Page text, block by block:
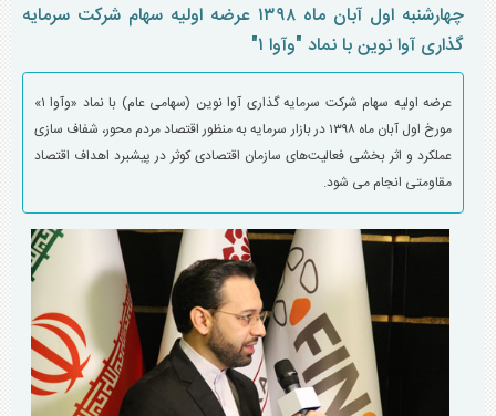
چهارشنبه اول آبان ماه ۱۳۹۸ عرضه اولیه سهام شرکت سرمایه
گذاری آوا نوین با نماد "وآوا ۱"
عرضه اولیه سهام شرکت سرمایه گذاری آوا نوین (سهامی عام) با نماد «وآوا ۱»
مورخ اول آبان ماه ۱۳۹۸ در بازار سرمایه به منظور اقتصاد مردم محور، شفاف سازی
عملکرد و اثر بخشی فعالیت‌های سازمان اقتصادی کوثر در پیشبرد اهداف اقتصاد
مقاومتی انجام می شود.